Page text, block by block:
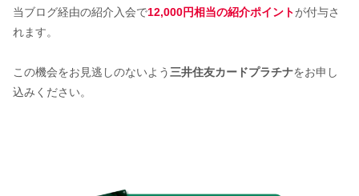
当ブログ経由の紹介入会で12,000円相当の紹介ポイントが付与さ
れます。
この機会をお見逃しのないよう 三井住友カードプラチナをお申し
込みください。